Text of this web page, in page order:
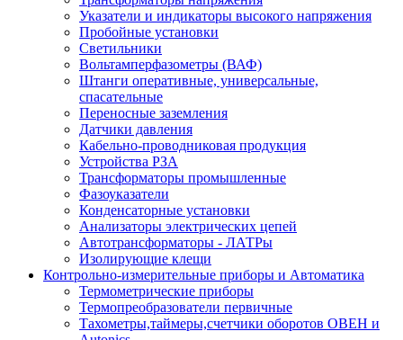
Указатели и индикаторы высокого напряжения
Пробойные установки
Светильники
Вольтамперфазометры (ВАФ)
Штанги оперативные, универсальные,
спасательные
Переносные заземления
Датчики давления
Кабельно-проводниковая продукция
Устройства РЗА
Трансформаторы промышленные
Фазоуказатели
Конденсаторные установки
Анализаторы электрических цепей
Автотрансформаторы - ЛАТРы
Изолирующие клещи
Контрольно-измерительные приборы и Автоматика
Термометрические приборы
Термопреобразователи первичные
Тахометры,таймеры,счетчики оборотов ОВЕН и